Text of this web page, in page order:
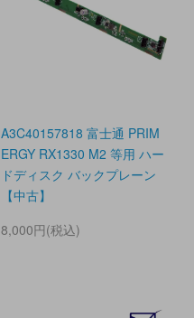
A3C40157818 富士通 PRIM
ERGY RX1330 M2 等用 ハー
ドディスク バックプレーン
【中古】
8,000円(税込)